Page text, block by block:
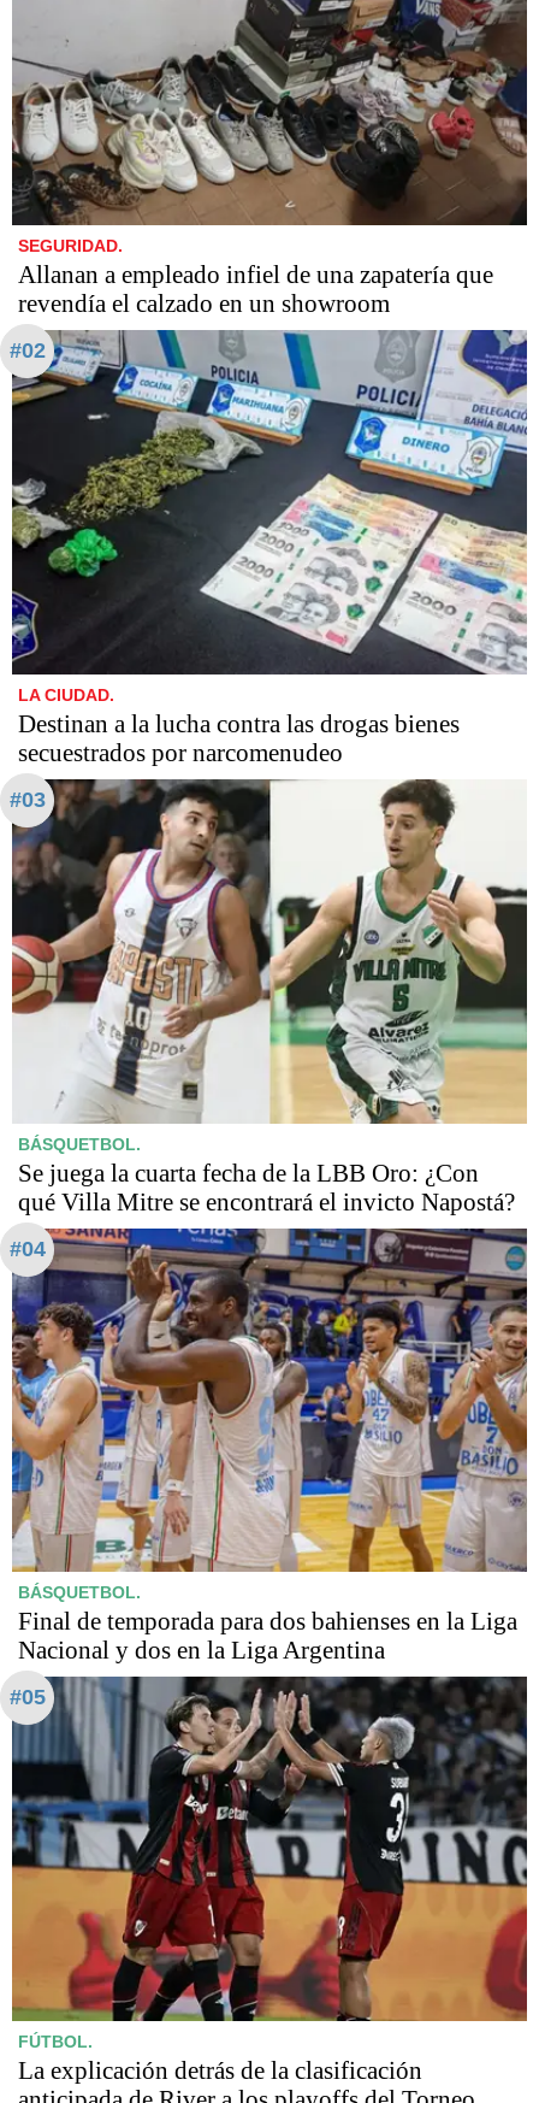
SEGURIDAD.
Allanan a empleado infiel de una zapatería que
revendía el calzado en un showroom
#02
LA CIUDAD.
Destinan a la lucha contra las drogas bienes
secuestrados por narcomenudeo
#03
BÁSQUETBOL.
Se juega la cuarta fecha de la LBB Oro: ¿Con
qué Villa Mitre se encontrará el invicto Napostá?
#04
BÁSQUETBOL.
Final de temporada para dos bahienses en la Liga
Nacional y dos en la Liga Argentina
#05
FÚTBOL.
La explicación detrás de la clasificación